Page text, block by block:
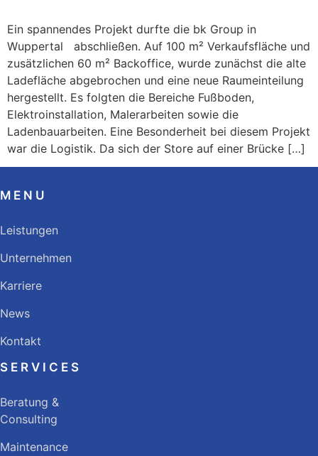
Ein spannendes Projekt durfte die bk Group in
Wuppertal abschließen. Auf 100 m² Verkaufsfläche und
zusätzlichen 60 m² Backoffice, wurde zunächst die alte
Ladefläche abgebrochen und eine neue Raumeinteilung
hergestellt. Es folgten die Bereiche Fußboden,
Elektroinstallation, Malerarbeiten sowie die
Ladenbauarbeiten. Eine Besonderheit bei diesem Projekt
war die Logistik. Da sich der Store auf einer Brücke […]
MENU
Leistungen
Unternehmen
Karriere
News
Kontakt
SERVICES
Beratung &
Consulting
Maintenance